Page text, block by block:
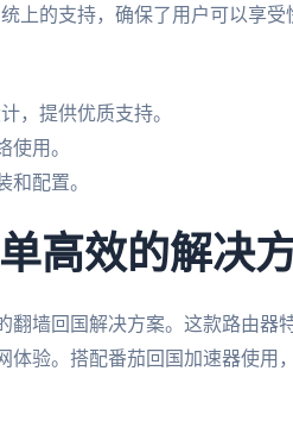
上的支持，确保了用户可以享受
，提供优质支持。
使用。
和配置。
高效的解决
翻墙回国解决方案。这款路由器
验。搭配番茄回国加速器使用，